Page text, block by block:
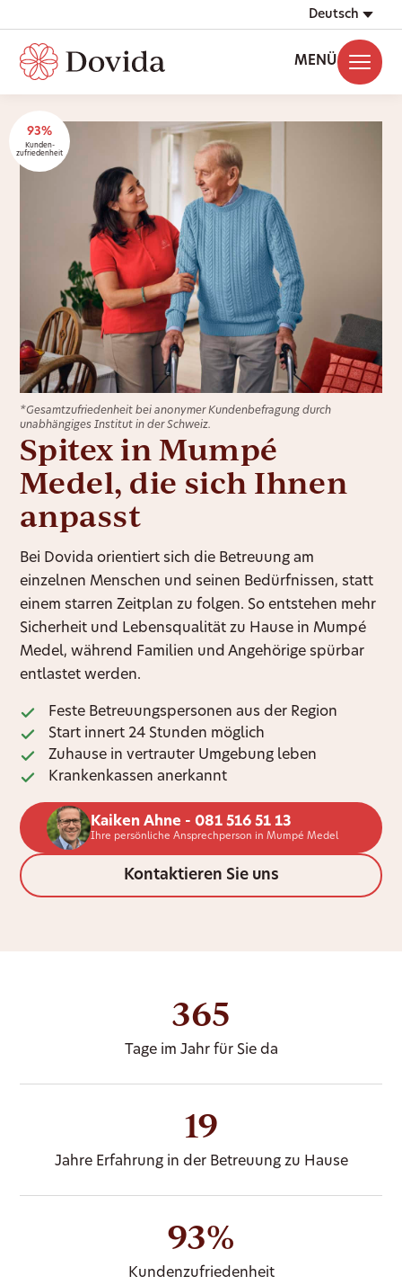
Deutsch
MENÜ
93%
Kunden-
zufriedenheit
*Gesamtzufriedenheit bei anonymer Kundenbefragung durch
unabhängiges Institut in der Schweiz.
Spitex in Mumpé
Medel, die sich Ihnen
anpasst
Bei Dovida orientiert sich die Betreuung am
einzelnen Menschen und seinen Bedürfnissen, statt
einem starren Zeitplan zu folgen. So entstehen mehr
Sicherheit und Lebensqualität zu Hause in Mumpé
Medel, während Familien und Angehörige spürbar
entlastet werden.
Feste Betreuungspersonen aus der Region
Start innert 24 Stunden möglich
Zuhause in vertrauter Umgebung leben
Krankenkassen anerkannt
Kaiken Ahne - 081 516 51 13
Ihre persönliche Ansprechperson in Mumpé Medel
Kontaktieren Sie uns
365
Tage im Jahr für Sie da
19
Jahre Erfahrung in der Betreuung zu Hause
93%
Kundenzufriedenheit